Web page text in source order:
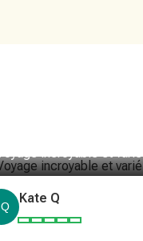
incroyable et varié
Kate Q